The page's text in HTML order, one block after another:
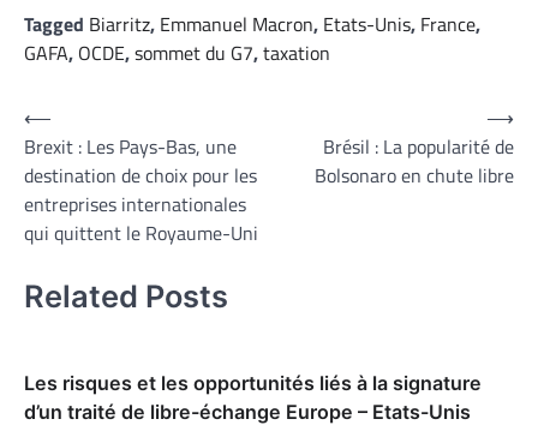
Tagged Biarritz, Emmanuel Macron, Etats-Unis, France,
GAFA, OCDE,sommet du G7,taxation
Navigation
de
l’article
⟵
Brexit : Les Pays-Bas, une
destination de choix pour les
entreprises internationales
qui quittent le Royaume-Uni
Brésil : La popularité de
Bolsonaro en chute libre
⟶
Related Posts
Les risques et les opportunités liés à la signature
d’un traité de libre-échange Europe – Etats-Unis